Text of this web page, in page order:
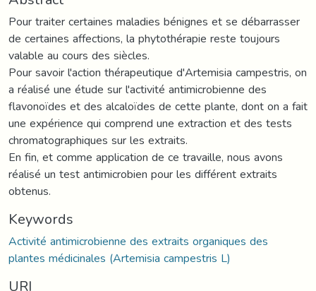
Pour traiter certaines maladies bénignes et se débarrasser
de certaines affections, la phytothérapie reste toujours
valable au cours des siècles.
Pour savoir l'action thérapeutique d'Artemisia campestris, on
a réalisé une étude sur l'activité antimicrobienne des
flavonoïdes et des alcaloïdes de cette plante, dont on a fait
une expérience qui comprend une extraction et des tests
chromatographiques sur les extraits.
En fin, et comme application de ce travaille, nous avons
réalisé un test antimicrobien pour les différent extraits
obtenus.
Keywords
Activité antimicrobienne des extraits organiques des
plantes médicinales (Artemisia campestris L)